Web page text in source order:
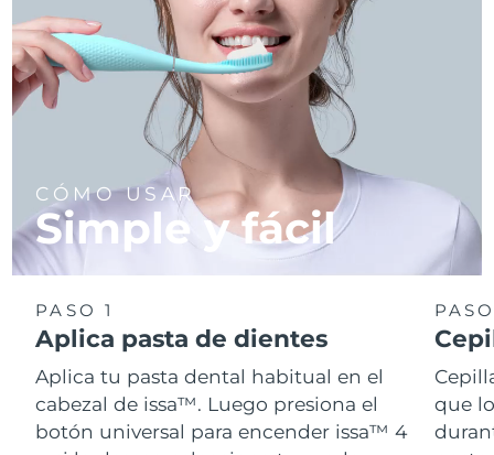
CÓMO USAR
Simple y fácil
PASO 1
Aplica pasta de dientes
Aplica tu pasta dental habitual en el
cabezal de issa™. Luego presiona el
botón universal para encender issa™ 4
que